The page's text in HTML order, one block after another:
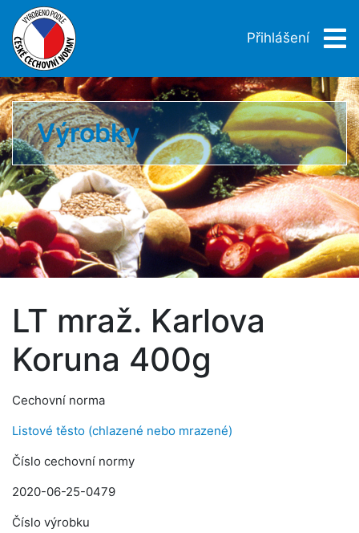
Přihlášení
Výrobky
LT mraž. Karlova
Koruna 400g
Cechovní norma
Listové těsto (chlazené nebo mrazené)
Číslo cechovní normy
2020-06-25-0479
Číslo výrobku